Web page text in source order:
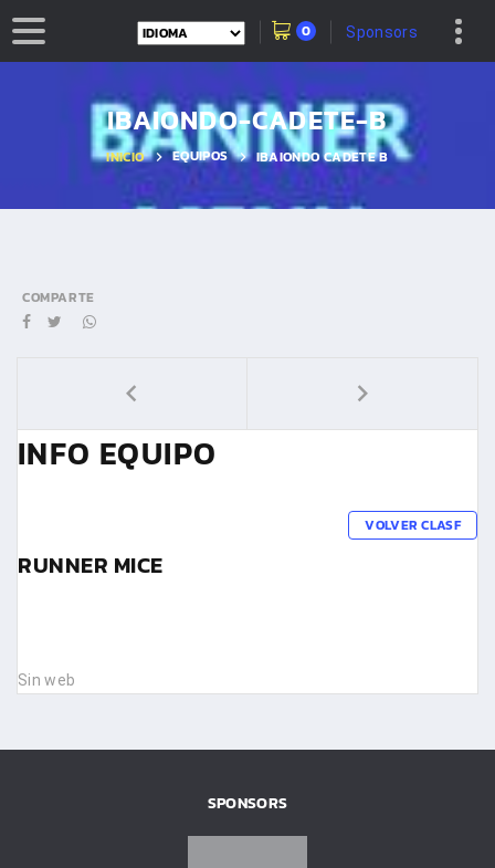
0 Sponsors
IBAIONDO-CADETE-B
INICIO EQUIPOS IBAIONDO CADETE B
COMPARTE
INFO EQUIPO
VOLVER CLASF
RUNNER MICE
Sin web
SPONSORS